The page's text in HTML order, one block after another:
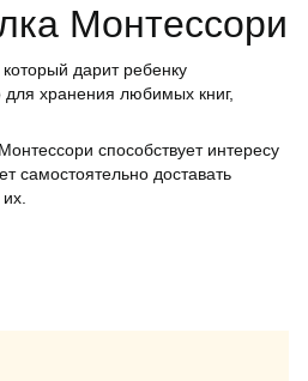
Монтессори
дарит ребенку
для хранения любимых книг,
способствует интересу
самостоятельно доставать